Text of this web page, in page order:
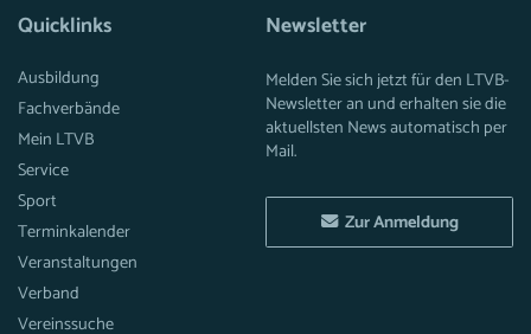
Quicklinks
Ausbildung
Fachverbände
Mein LTVB
Service
Sport
Terminkalender
Veranstaltungen
Verband
Vereinssuche
Newsletter
Melden Sie sich jetzt für den LTVB-
Newsletter an und erhalten sie die
aktuellsten News automatisch per
Mail.
Zur Anmeldung